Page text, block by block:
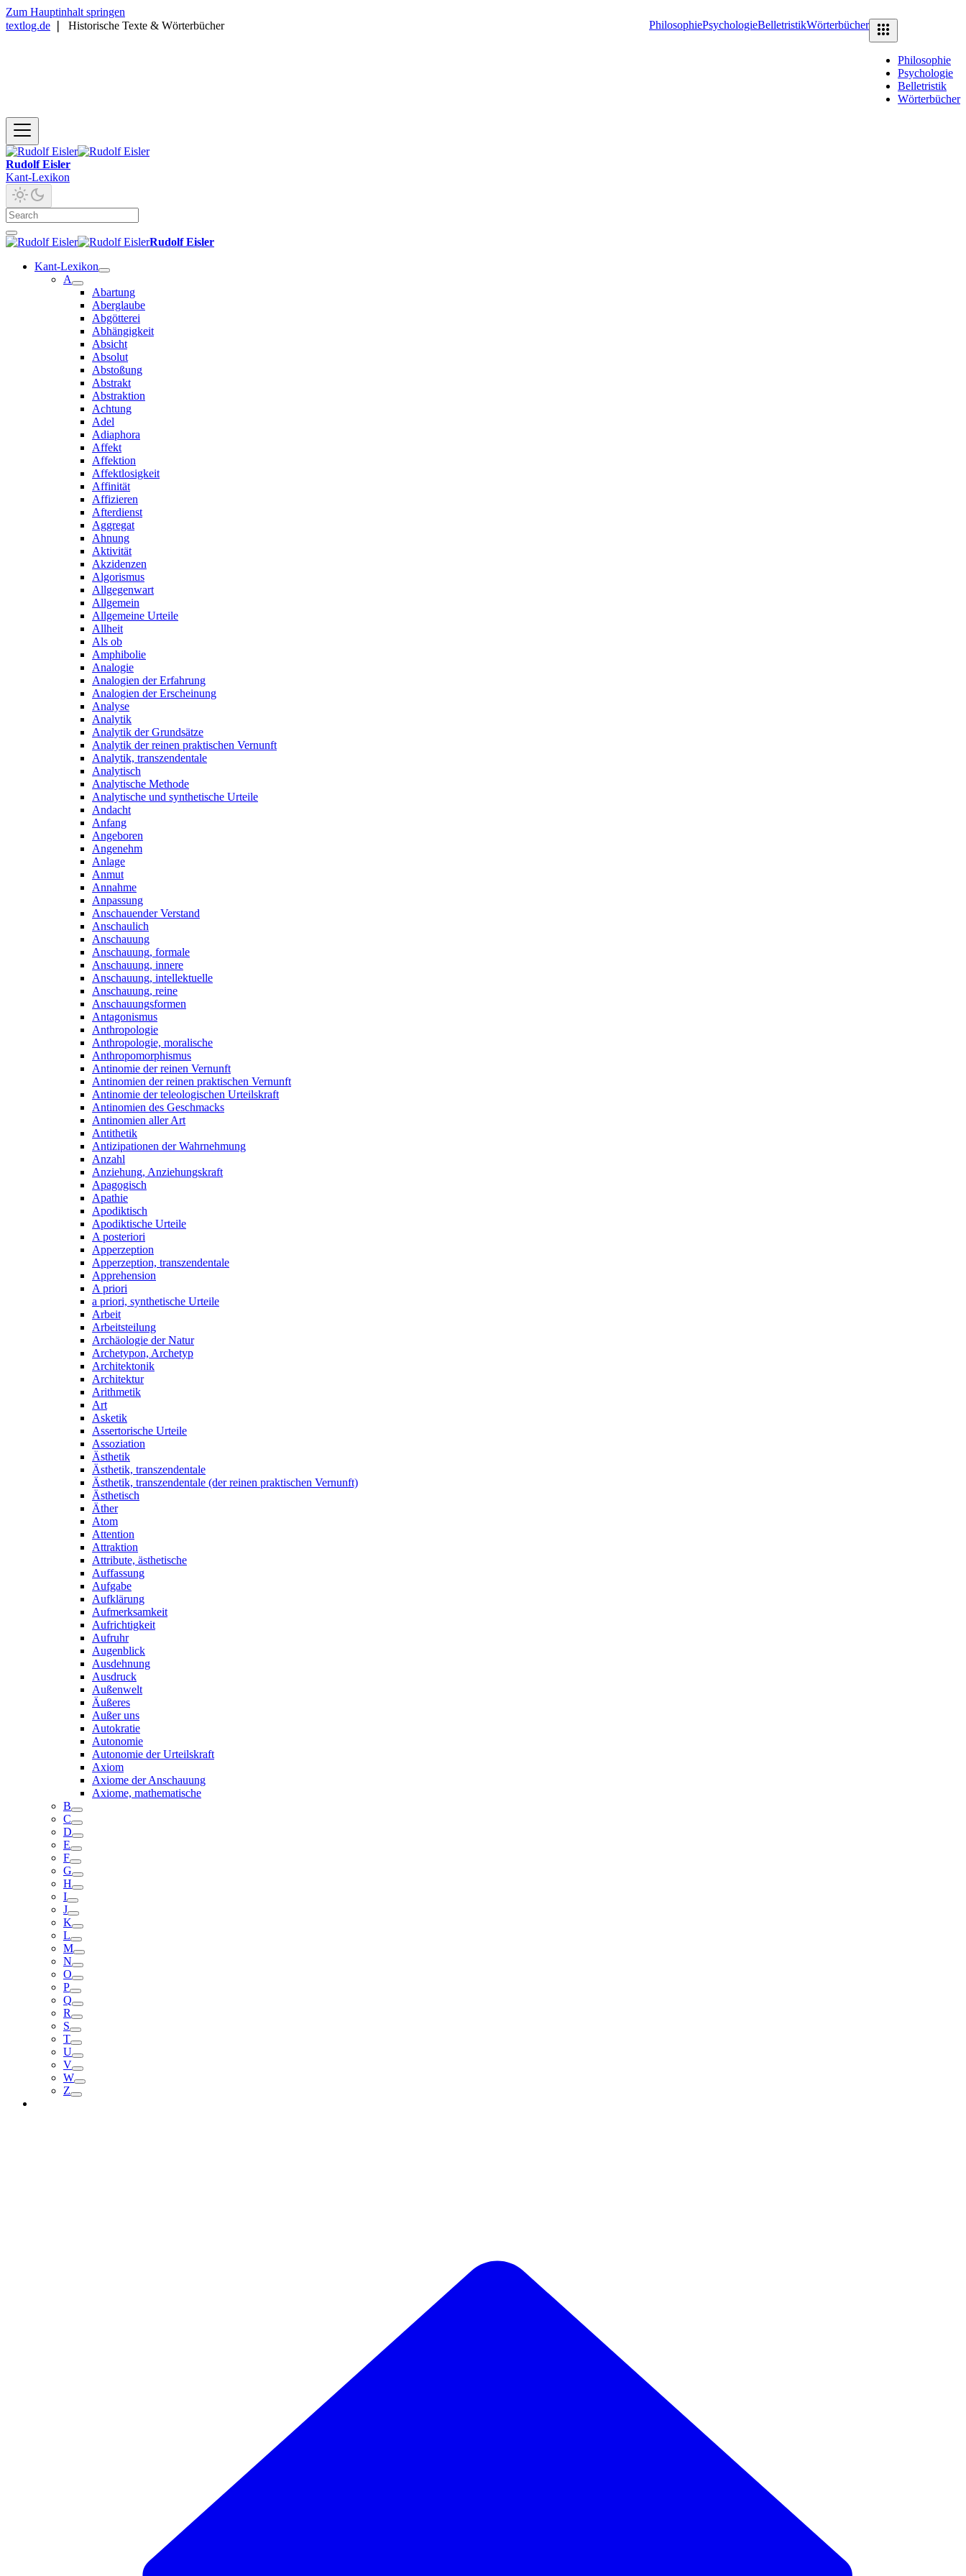
Zum Hauptinhalt springen
textlog.de
Historische Texte & Wörterbücher PhilosophiePsychologieBelletristikWörterbücher
Philosophie
Psychologie
Belletristik
Wörterbücher
Rudolf Eisler
Kant-Lexikon
Rudolf Eisler
Kant-Lexikon
A
Abartung
Aberglaube
Abgötterei
Abhängigkeit
Absicht
Absolut
Abstoßung
Abstrakt
Abstraktion
Achtung
Adel
Adiaphora
Affekt
Affektion
Affektlosigkeit
Affinität
Affizieren
Afterdienst
Aggregat
Ahnung
Aktivität
Akzidenzen
Algorismus
Allgegenwart
Allgemein
Allgemeine Urteile
Allheit
Als ob
Amphibolie
Analogie
Analogien der Erfahrung
Analogien der Erscheinung
Analyse
Analytik
Analytik der Grundsätze
Analytik der reinen praktischen Vernunft
Analytik, transzendentale
Analytisch
Analytische Methode
Analytische und synthetische Urteile
Andacht
Anfang
Angeboren
Angenehm
Anlage
Anmut
Annahme
Anpassung
Anschauender Verstand
Anschaulich
Anschauung
Anschauung, formale
Anschauung, innere
Anschauung, intellektuelle
Anschauung, reine
Anschauungsformen
Antagonismus
Anthropologie
Anthropologie, moralische
Anthropomorphismus
Antinomie der reinen Vernunft
Antinomien der reinen praktischen Vernunft
Antinomie der teleologischen Urteilskraft
Antinomien des Geschmacks
Antinomien aller Art
Antithetik
Antizipationen der Wahrnehmung
Anzahl
Anziehung, Anziehungskraft
Apagogisch
Apathie
Apodiktisch
Apodiktische Urteile
A posteriori
Apperzeption
Apperzeption, transzendentale
Apprehension
A priori
a priori, synthetische Urteile
Arbeit
Arbeitsteilung
Archäologie der Natur
Archetypon, Archetyp
Architektonik
Architektur
Arithmetik
Art
Asketik
Assertorische Urteile
Assoziation
Ästhetik
Ästhetik, transzendentale
Ästhetik, transzendentale (der reinen praktischen Vernunft)
Ästhetisch
Äther
Atom
Attention
Attraktion
Attribute, ästhetische
Auffassung
Aufgabe
Aufklärung
Aufmerksamkeit
Aufrichtigkeit
Aufruhr
Augenblick
Ausdehnung
Ausdruck
Außenwelt
Äußeres
Außer uns
Autokratie
Autonomie
Autonomie der Urteilskraft
Axiom
Axiome der Anschauung
Axiome, mathematische
B
C
D
E
F
G
H
I
J
K
L
M
N
O
P
Q
R
S
T
U
V
W
Z